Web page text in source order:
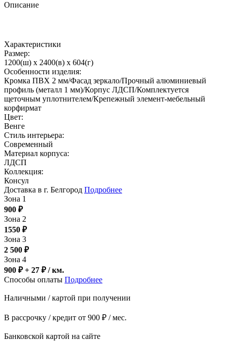
Описание
Характеристики
Размер:
1200(ш) x 2400(в) x 604(г)
Особенности изделия:
Кромка ПВХ 2 мм/Фасад зеркало/Прочный алюминиевый
профиль (металл 1 мм)/Корпус ЛДСП/Комплектуется
щеточным уплотнителем/Крепежный элемент-мебельный
корфирмат
Цвет:
Венге
Стиль интерьера:
Современный
Материал корпуса:
ЛДСП
Коллекция:
Консул
Доставка в г. Белгород Подробнее
Зона 1
900 ₽
Зона 2
1550 ₽
Зона 3
2 500 ₽
Зона 4
900 ₽ + 27 ₽/ км.
Способы оплаты Подробнее
Наличными / картой при получении
В рассрочку / кредит от 900 ₽ / мес.
Банковской картой на сайте